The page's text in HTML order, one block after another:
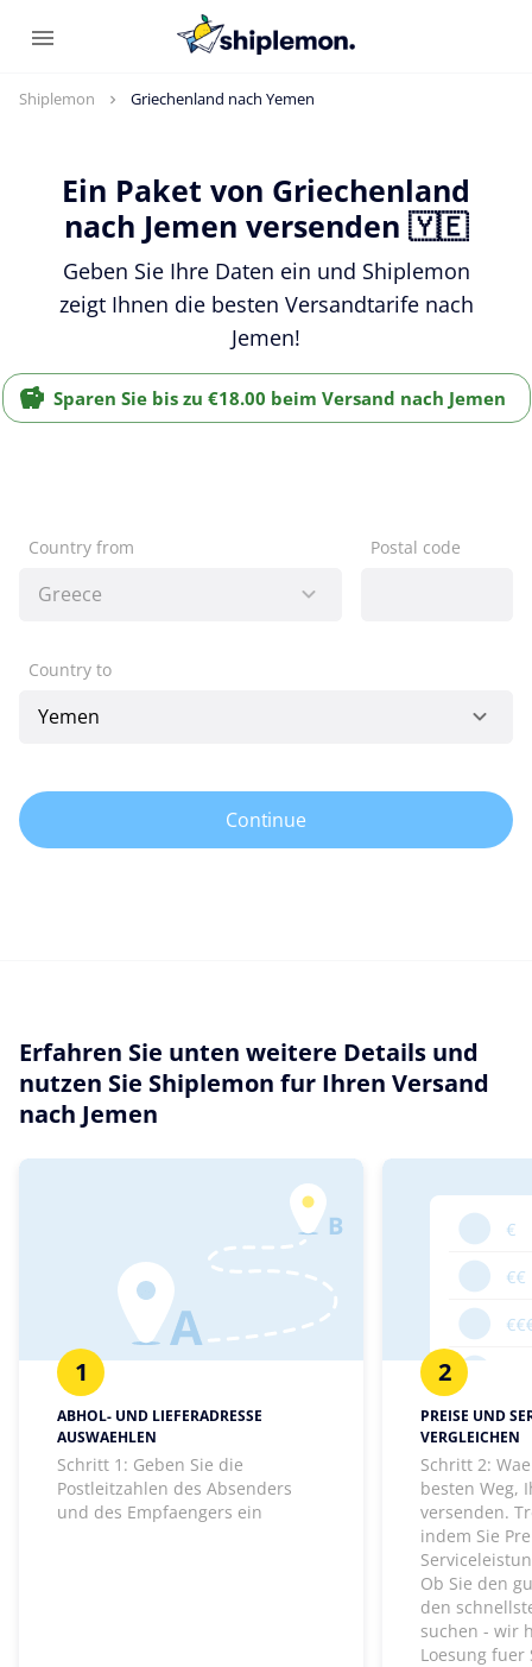
Shiplemon Griechenland nach Yemen
Ein Paket von Griechenland
nach Jemen versenden 🇾🇪
Geben Sie Ihre Daten ein und Shiplemon
zeigt Ihnen die besten Versandtarife nach
Jemen!
Sparen Sie bis zu €18.00 beim Versand nach Jemen
Country from Postal code
Country to
Continue
Erfahren Sie unten weitere Details und
nutzen Sie Shiplemon fur Ihren Versand
nach Jemen
1
ABHOL- UND LIEFERADRESSE
AUSWAEHLEN
Schritt 1: Geben Sie die
Postleitzahlen des Absenders
und des Empfaengers ein
2
PREISE UND
VERGLEICHEN
Schritt 2:
besten Weg,
versenden.
indem Sie
Ob Sie den
den
suchen - wir
Loesung fuer